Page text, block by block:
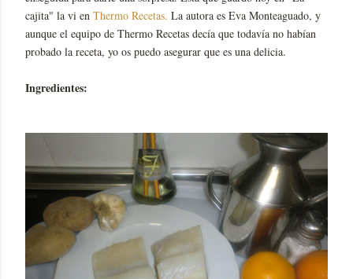
cajita" la vi en Thermo Recetas. La autora es Eva Monteaguado, y
aunque el equipo de Thermo Recetas decía que todavía no habían
probado la receta, yo os puedo asegurar que es una delicia.
Ingredientes: